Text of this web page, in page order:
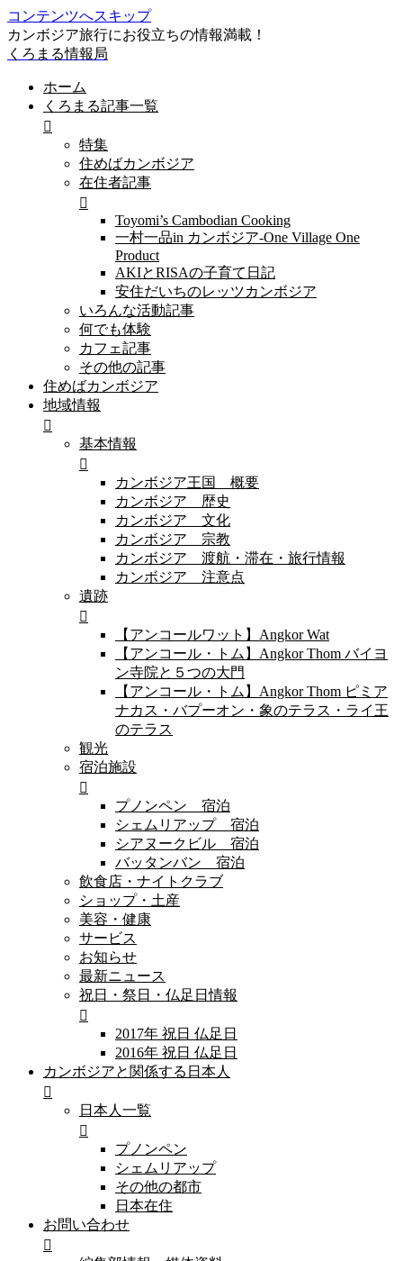
コンテンツへスキップ
カンボジア旅行にお役立ちの情報満載！
くろまる情報局
ホーム
くろまる記事一覧
特集
住めばカンボジア
在住者記事
Toyomi’s Cambodian Cooking
一村一品in カンボジア-One Village One
Product
AKIとRISAの子育て日記
安住だいちのレッツカンボジア
いろんな活動記事
何でも体験
カフェ記事
その他の記事
住めばカンボジア
地域情報
基本情報
カンボジア王国 概要
カンボジア 歴史
カンボジア 文化
カンボジア 宗教
カンボジア 渡航・滞在・旅行情報
カンボジア 注意点
遺跡
【アンコールワット】Angkor Wat
【アンコール・トム】Angkor Thom バイヨ
ン寺院と５つの大門
【アンコール・トム】Angkor Thom ピミア
ナカス・バプーオン・象のテラス・ライ王
のテラス
観光
宿泊施設
プノンペン 宿泊
シェムリアップ 宿泊
シアヌークビル 宿泊
バッタンバン 宿泊
飲食店・ナイトクラブ
ショップ・土産
美容・健康
サービス
お知らせ
最新ニュース
祝日・祭日・仏足日情報
2017年 祝日 仏足日
2016年 祝日 仏足日
カンボジアと関係する日本人
日本人一覧
プノンペン
シェムリアップ
その他の都市
日本在住
お問い合わせ